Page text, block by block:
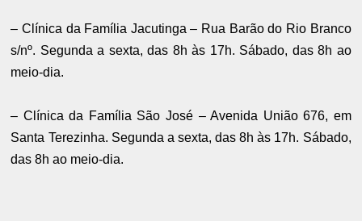
– Clínica da Família Jacutinga – Rua Barão do Rio Branco
s/nº. Segunda a sexta, das 8h às 17h. Sábado, das 8h ao
meio-dia.
– Clínica da Família São José – Avenida União 676, em
Santa Terezinha. Segunda a sexta, das 8h às 17h. Sábado,
das 8h ao meio-dia.